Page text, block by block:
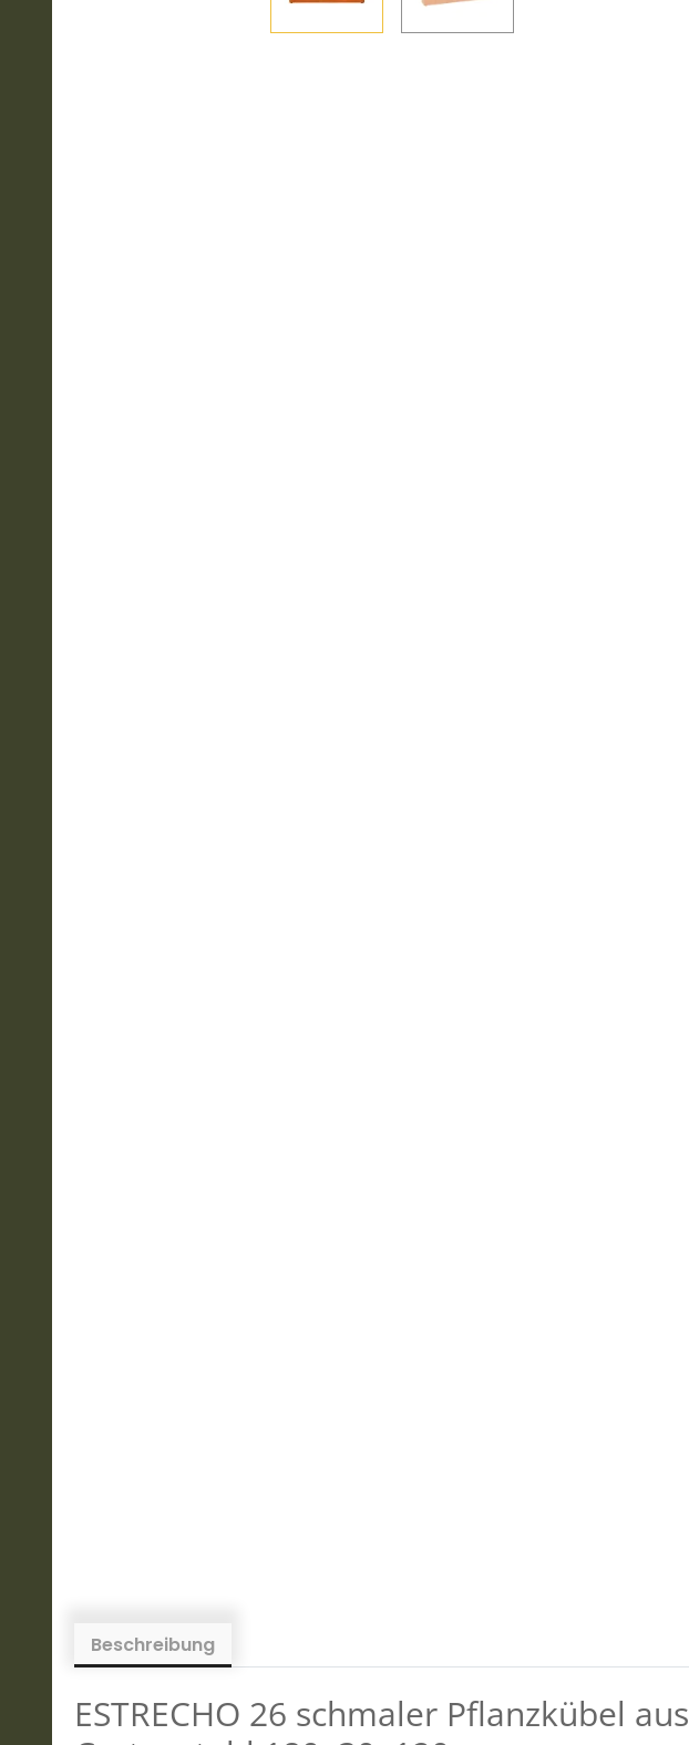
Beschreibung
ESTRECHO 26 schmaler Pflanzkübel aus